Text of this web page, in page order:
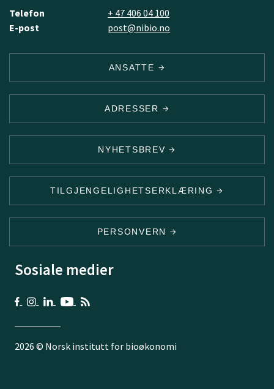
Telefon
+ 47 406 04 100
E-post
post@nibio.no
ANSATTE
ADRESSER
NYHETSBREV
TILGJENGELIGHETSERKLÆRING
PERSONVERN
Sosiale medier
2026 © Norsk institutt for bioøkonomi